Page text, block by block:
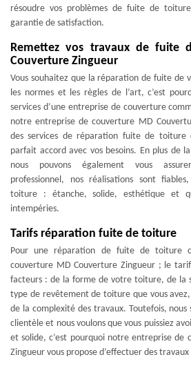
résoudre vos problèmes de fuite de
garantie de satisfaction.
Remettez vos travaux de fuite
Couverture Zingueur
Vous souhaitez que la réparation de fuite de
les normes et les règles de l’art, c’est
services d’une entreprise de couverture
notre entreprise de couverture MD
des services de réparation fuite de
parfait accord avec vos besoins. En plus de
nous pouvons également vous
professionnel, nos réalisations sont
toiture : étanche, solide, esthétique et
intempéries.
Tarifs réparation fuite de toiture
Pour une réparation de fuite de toiture
couverture MD Couverture Zingueur ; le
facteurs : de la forme de votre toiture, de la
type de revêtement de toiture que vous
de la complexité des travaux. Toutefois, nous
clientèle et nous voulons que vous puissiez
et solide, c’est pourquoi notre entreprise de
Zingueur vous propose d’effectuer des